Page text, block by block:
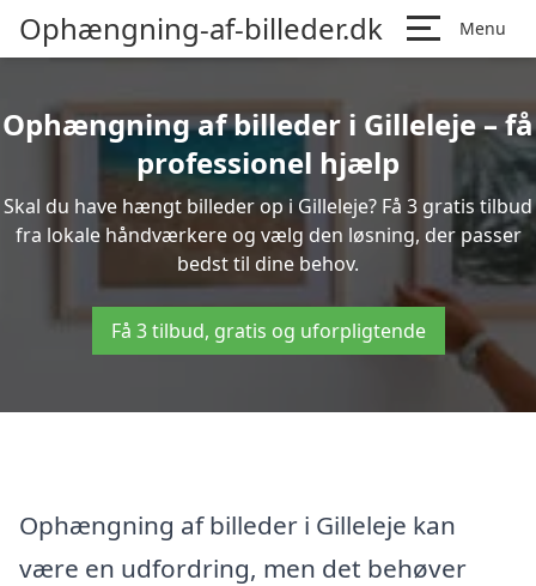
Ophængning-af-billeder.dk Menu
Ophængning af billeder i Gilleleje – få
professionel hjælp
Skal du have hængt billeder op i Gilleleje? Få 3 gratis tilbud
fra lokale håndværkere og vælg den løsning, der passer
bedst til dine behov.
Få 3 tilbud, gratis og uforpligtende
Ophængning af billeder i Gilleleje kan
være en udfordring, men det behøver